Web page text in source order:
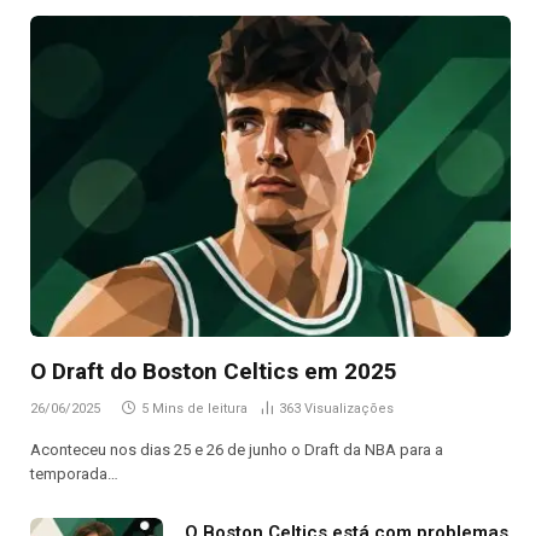
O Draft do Boston Celtics em 2025
26/06/2025 5 Mins de leitura 363 Visualizações
Aconteceu nos dias 25 e 26 de junho o Draft da NBA para a
temporada…